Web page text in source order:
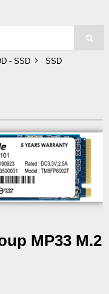
- SSD SSD
MP33 M.2